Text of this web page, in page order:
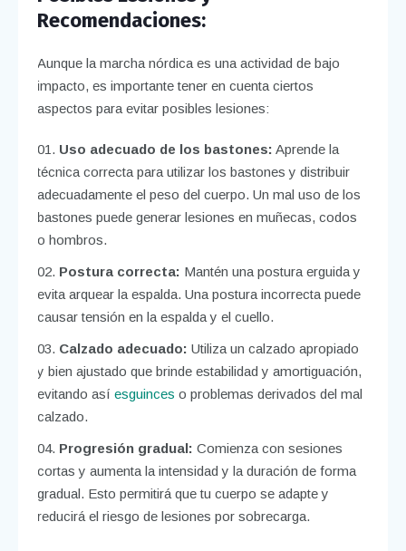
Recomendaciones:
Aunque la marcha nórdica es una actividad de bajo
impacto, es importante tener en cuenta ciertos
aspectos para evitar posibles lesiones:
Uso adecuado de los bastones: Aprende la
técnica correcta para utilizar los bastones y distribuir
adecuadamente el peso del cuerpo. Un mal uso de los
bastones puede generar lesiones en muñecas, codos
o hombros.
Postura correcta: Mantén una postura erguida y
evita arquear la espalda. Una postura incorrecta puede
causar tensión en la espalda y el cuello.
Calzado adecuado: Utiliza un calzado apropiado
y bien ajustado que brinde estabilidad y amortiguación,
evitando asíesguinces o problemas derivados del mal
calzado.
Progresión gradual: Comienza con sesiones
cortas y aumenta la intensidad y la duración de forma
gradual. Esto permitirá que tu cuerpo se adapte y
reducirá el riesgo de lesiones por sobrecarga.